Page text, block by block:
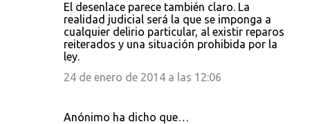
El desenlace parece también claro. La
realidad judicial será la que se imponga a
cualquier delirio particular, al existir reparos
reiterados y una situación prohibida por la
ley.
24 de enero de 2014 a las 12:06
Anónimo ha dicho que…